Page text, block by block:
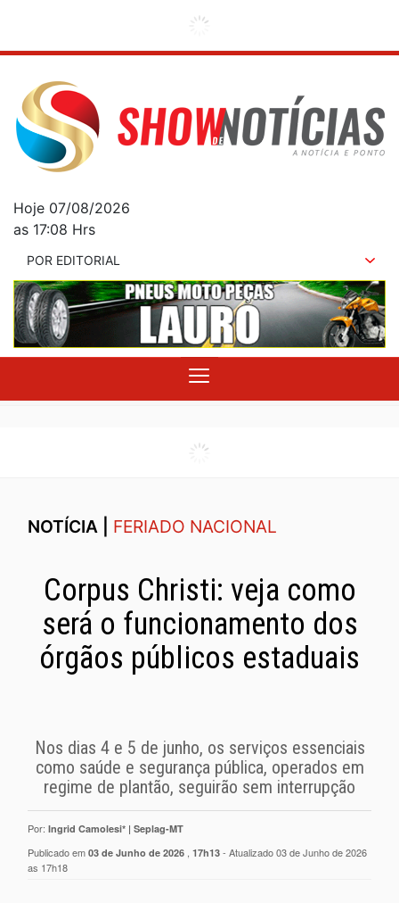
Hoje 07/08/2026
as 17:08 Hrs
POR EDITORIAL
NOTÍCIA | FERIADO NACIONAL
Corpus Christi: veja como
será o funcionamento dos
órgãos públicos estaduais
Nos dias 4 e 5 de junho, os serviços essenciais
como saúde e segurança pública, operados em
regime de plantão, seguirão sem interrupção
Por: Ingrid Camolesi* | Seplag-MT
Publicado em 03 de Junho de 2026 17h13 - Atualizado 03 de Junho de 2026
as 17h18